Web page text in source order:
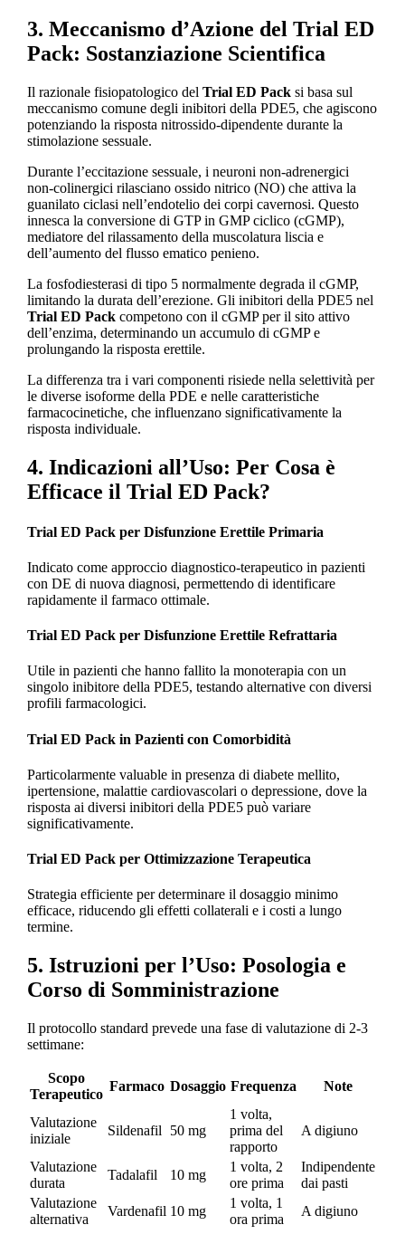
3. Meccanismo d’Azione del Trial ED
Pack: Sostanziazione Scientifica
Il razionale fisiopatologico del Trial ED Packsi basa sul
meccanismo comune degli inibitori della PDE5, che agiscono
potenziando la risposta nitrossido-dipendente durante la
stimolazione sessuale.
Durante l’eccitazione sessuale, i neuroni non-adrenergici
non-colinergici rilasciano ossido nitrico (NO) che attiva la
guanilato ciclasi nell’endotelio dei corpi cavernosi. Questo
innesca la conversione di GTP in GMP ciclico (cGMP),
mediatore del rilassamento della muscolatura liscia e
dell’aumento del flusso ematico penieno.
La fosfodiesterasi di tipo 5 normalmente degrada il cGMP,
limitando la durata dell’erezione. Gli inibitori della PDE5 nel
Trial ED Packcompetono con il cGMP per il sito attivo
dell’enzima, determinando un accumulo di cGMP e
prolungando la risposta erettile.
La differenza tra i vari componenti risiede nella selettività per
le diverse isoforme della PDE e nelle caratteristiche
farmacocinetiche, che influenzano significativamente la
risposta individuale.
4. Indicazioni all’Uso: Per Cosa è
Efficace il Trial ED Pack?
Trial ED Pack per Disfunzione Erettile Primaria
Indicato come approccio diagnostico-terapeutico in pazienti
con DE di nuova diagnosi, permettendo di identificare
rapidamente il farmaco ottimale.
Trial ED Pack per Disfunzione Erettile Refrattaria
Utile in pazienti che hanno fallito la monoterapia con un
singolo inibitore della PDE5, testando alternative con diversi
profili farmacologici.
Trial ED Pack in Pazienti con Comorbidità
Particolarmente valuable in presenza di diabete mellito,
ipertensione, malattie cardiovascolari o depressione, dove la
risposta ai diversi inibitori della PDE5 può variare
significativamente.
Trial ED Pack per Ottimizzazione Terapeutica
Strategia efficiente per determinare il dosaggio minimo
efficace, riducendo gli effetti collaterali e i costi a lungo
termine.
5. Istruzioni per l’Uso: Posologia e
Corso di Somministrazione
Il protocollo standard prevede una fase di valutazione di 2-3
settimane:
Scopo
Terapeutico
Farmaco Dosaggio Frequenza Note
Valutazione
iniziale
Sildenafil 50 mg
1 volta,
prima del
rapporto
A digiuno
Valutazione
durata
Tadalafil 10 mg
1 volta, 2
ore prima
Indipendente
dai pasti
Valutazione
alternativa
Vardenafil 10 mg
1 volta, 1
ora prima
A digiuno